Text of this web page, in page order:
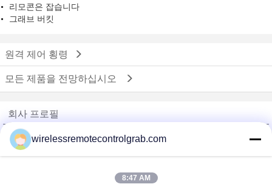
리모콘은 잡습니다
그래브 버킷
원격 제어 횡령
모든 제품을 전망하십시오
회사 프로필
China Remote Control Grab Online Market
검증된 공급 업체
Verified Suplier
wirelessremotecontrolgrab.com
8:47 AM